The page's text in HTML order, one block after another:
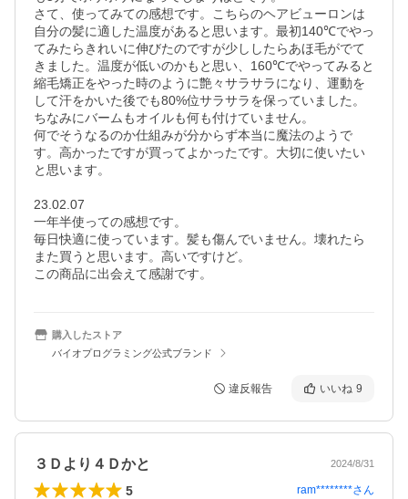
さて、使ってみての感想です。こちらのヘアビューロンは
自分の髪に適した温度があると思います。最初140℃でやっ
てみたらきれいに伸びたのですが少ししたらあほ毛がでて
きました。温度が低いのかもと思い、160℃でやってみると
縮毛矯正をやった時のように艶々サラサラになり、運動を
して汗をかいた後でも80%位サラサラを保っていました。
ちなみにバームもオイルも何も付けていません。
何でそうなるのか仕組みが分からず本当に魔法のようで
す。高かったですが買ってよかったです。大切に使いたい
と思います。
23.02.07
一年半使っての感想です。
毎日快適に使っています。髪も傷んでいません。壊れたら
また買うと思います。高いですけど。
この商品に出会えて感謝です。
購入したストア
バイオプログラミング公式ブランド
違反報告 いいね 9
３Ｄより４Ｄかと 2024/8/31
5 ram********さん